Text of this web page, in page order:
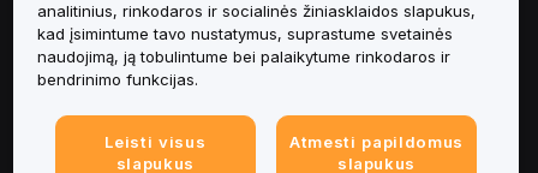
Pagalba
Produktai
Teisinė informacija
analitinius, rinkodaros ir socialinės žiniasklaidos slapukus,
kad įsimintume tavo nustatymus, suprastume svetainės
naudojimą, ją tobulintume bei palaikytume rinkodaros ir
bendrinimo funkcijas.
Leisti visus
slapukus
Atmesti papildomus
slapukus